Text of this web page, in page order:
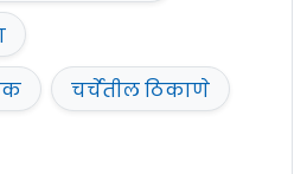
चर्चेतील ठिकाणे